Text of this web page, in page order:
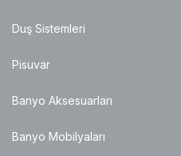
Duş Sistemleri
Pisuvar
Banyo Aksesuarları
Banyo Mobilyaları